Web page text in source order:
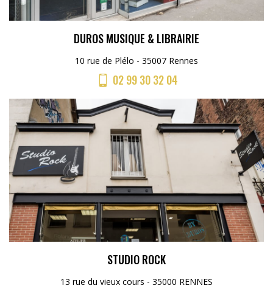
DUROS MUSIQUE & LIBRAIRIE
10 rue de Plélo - 35007 Rennes
02 99 30 32 04
STUDIO ROCK
13 rue du vieux cours - 35000 RENNES